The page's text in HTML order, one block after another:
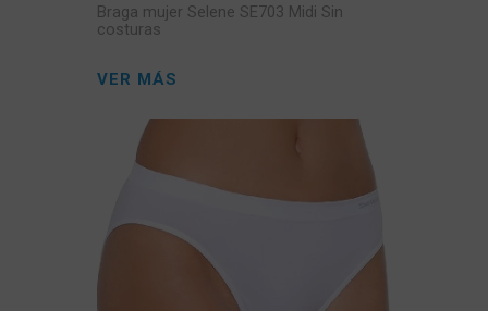
Braga mujer Selene SE703 Midi Sin
costuras
VER MÁS